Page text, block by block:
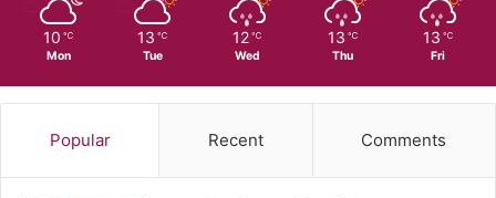
10 ℃
Mon
13 ℃
Tue
12 ℃
Wed
13 ℃
Thu
13 ℃
Fri
Popular Recent Comments